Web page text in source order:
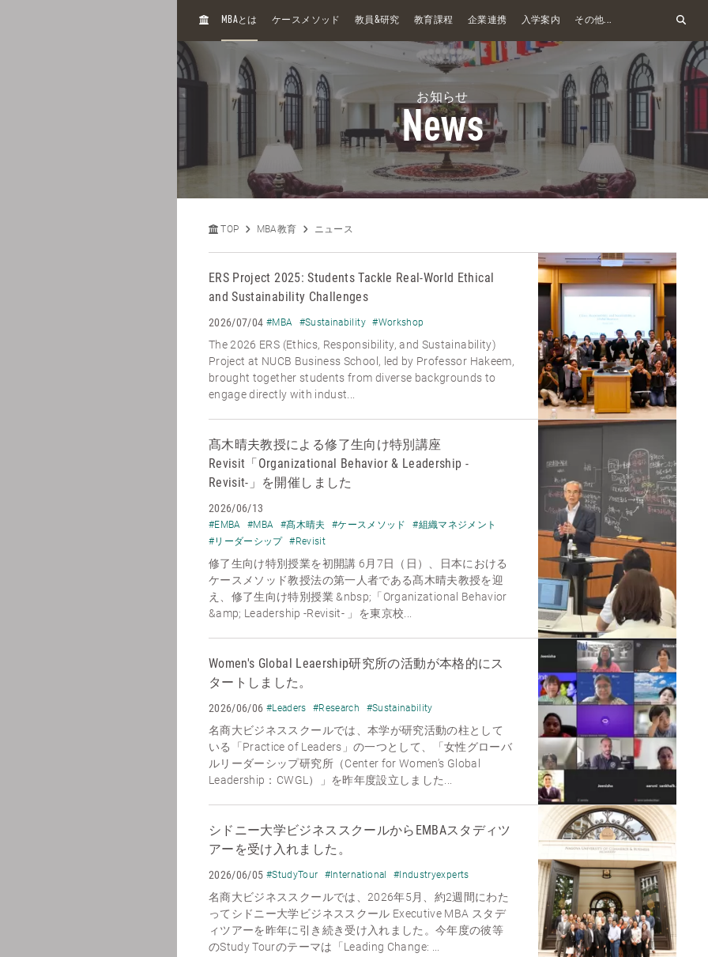
H
MBAとは ケースメソッド 教員&研究 教育課程 企業連携 入学案内 その他...
お知らせ
News
TOP MBA教育 ニュース
ERS Project 2025: Students Tackle Real-World Ethical
and Sustainability Challenges
2026/07/04 #MBA #Sustainability #Workshop
The 2026 ERS (Ethics, Responsibility, and Sustainability)
Project at NUCB Business School, led by Professor Hakeem,
brought together students from diverse backgrounds to
engage directly with indust...
髙木晴夫教授による修了生向け特別講座
Revisit「Organizational Behavior & Leadership -
Revisit-」を開催しました
2026/06/13
#EMBA #MBA #髙木晴夫 #ケースメソッド
#組織マネジメント
#リーダーシップ #Revisit
修了生向け特別授業を初開講 6月7日（日）、日本における
ケースメソッド教授法の第一人者である髙木晴夫教授を迎
え、修了生向け特別授業 &nbsp;「Organizational Behavior
&amp; Leadership -Revisit- 」を東京校...
Women's Global Leaership研究所の活動が本格的にス
タートしました。
2026/06/06 #Leaders #Research #Sustainability
名商大ビジネススクールでは、本学が研究活動の柱として
いる「Practice of Leaders」の一つとして、「女性グローバ
ルリーダーシップ研究所（Center for Women’s Global
Leadership：CWGL）」を昨年度設立しました...
シドニー大学ビジネススクールからEMBAスタディツ
アーを受け入れました。
2026/06/05 #StudyTour #International #Industryexperts
名商大ビジネススクールでは、2026年5月、約2週間にわた
ってシドニー大学ビジネススクール Executive MBA スタデ
ィツアーを昨年に引き続き受け入れました。今年度の彼等
のStudy Tourのテーマは「Leading Change: ...